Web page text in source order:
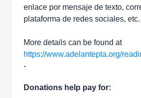
enlace por mensaje de texto,
plataforma de redes sociales, etc.
More details can be found at
https://www.adelantepta.org/
-
Donations help pay for: